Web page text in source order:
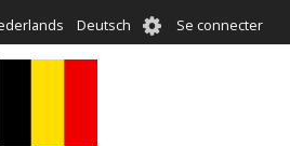
Deutsch User
account
Se connecter